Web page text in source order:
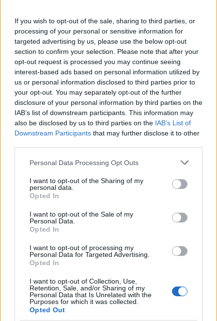
If you wish to opt-out of the sale, sharing to third parties, or
processing of your personal or sensitive information for
targeted advertising by us, please use the below opt-out
section to confirm your selection. Please note that after your
opt-out request is processed you may continue seeing
interest-based ads based on personal information utilized by
us or personal information disclosed to third parties prior to
your opt-out. You may separately opt-out of the further
disclosure of your personal information by third parties on the
IAB’s list of downstream participants. This information may
also be disclosed by us to third parties on the IAB’s List of
Downstream Participants that may further disclose it to other
Please note that this website/app uses one or more Google
not limited to your visit or usage behaviour. You may click to
grant or deny consent to Google and its third-party tags to
use your data for below specified purposes in below Google
consent section.
Personal Data Processing Opt Outs
I want to opt-out of the Sharing of my
personal data.
Opted In
I want to opt-out of the Sale of my
Personal Data.
Opted In
I want to opt-out of processing my
Personal Data for Targeted Advertising.
Opted In
I want to opt-out of Collection, Use,
Retention, Sale, and/or Sharing of my
Personal Data that Is Unrelated with the
Purposes for which it was collected.
Opted Out
Σε κινεζική… πολιορκία η ευρωπαϊκή αυτοκινητοβιομηχανία
Αμαρουσίου με κέρδισε –
Να δικαιώσω τη διοίκηση
και τον προπονητή»
εξάδα των ξένων με την
ΜακΡέι
Ταχύτερα και αυστηρότερα: Το νέο ψηφιακό καθεστώς της
ΑΑΔΕ για τα ανασφάλιστα οχήματα